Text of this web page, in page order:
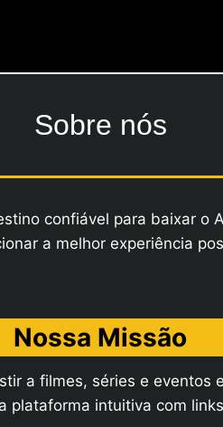
Sobre nós
confiável para baixar o
a melhor experiência
Nossa Missão
a filmes, séries e eventos
intuitiva com